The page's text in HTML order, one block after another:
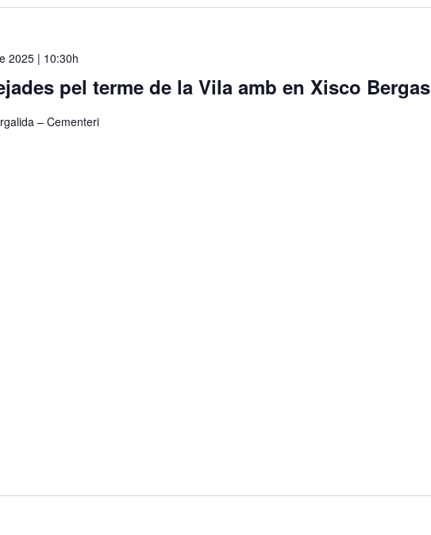
pel terme de la Vila amb en Xisco Bergas
2025 | 10:30h
– Cementeri